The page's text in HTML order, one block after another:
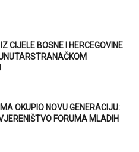
CIJELE BOSNE I HERCEGOVINE
OKUPIO NOVU GENERACIJU:
FORUMA MLADIH